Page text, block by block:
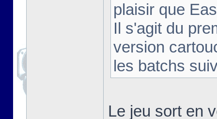
plaisir que
Il s'agit du
version
les batchs
Le jeu sort en